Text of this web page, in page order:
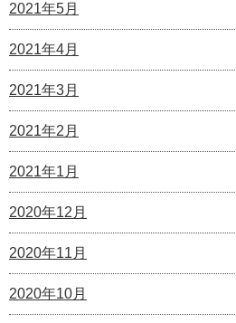
2021年5月
2021年4月
2021年3月
2021年2月
2021年1月
2020年12月
2020年11月
2020年10月